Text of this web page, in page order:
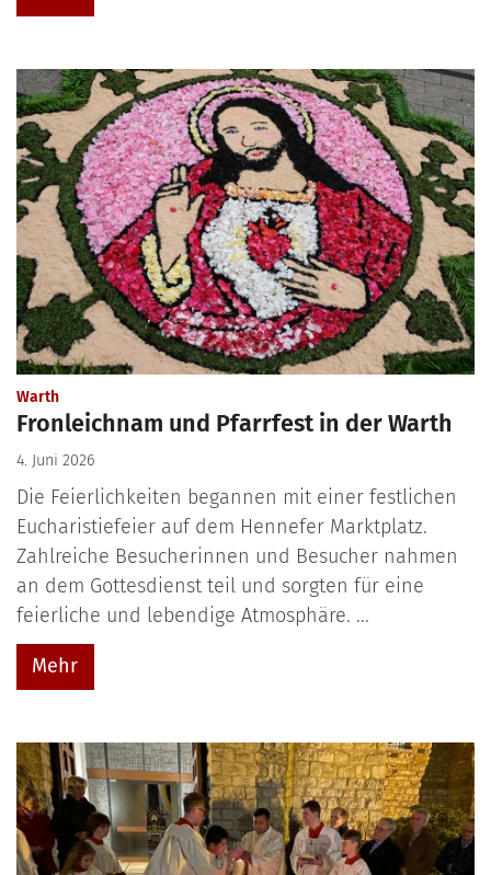
Warth:
Fronleichnam und Pfarrfest in der Warth
4. Juni 2026
Die Feierlichkeiten begannen mit einer festlichen
Eucharistiefeier auf dem Hennefer Marktplatz.
Zahlreiche Besucherinnen und Besucher nahmen
an dem Gottesdienst teil und sorgten für eine
feierliche und lebendige Atmosphäre. ...
Mehr